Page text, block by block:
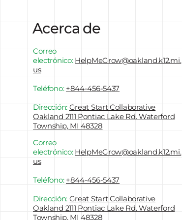
Acerca de
Correo
electrónico: HelpMeGrow@oakland.k12.mi.
us
Teléfono: +844-456-5437
Dirección: Great Start Collaborative
Oakland 2111 Pontiac Lake Rd. Waterford
Township, MI 48328
Correo
electrónico: HelpMeGrow@oakland.k12.mi.
us
Teléfono: +844-456-5437
Dirección: Great Start Collaborative
Oakland 2111 Pontiac Lake Rd. Waterford
Township, MI 48328